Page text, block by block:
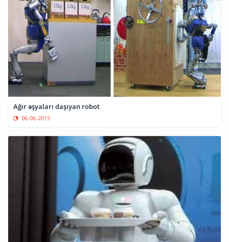
Ağır əşyaları daşıyan robot
06-06-2015